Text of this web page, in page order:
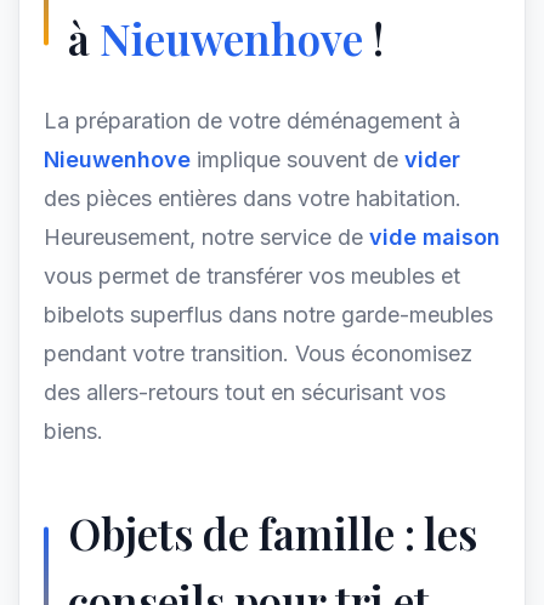
àNieuwenhove !
La préparation de votre déménagement à
Nieuwenhove implique souvent de vider
des pièces entières dans votre habitation.
Heureusement, notre service de vide maison
vous permet de transférer vos meubles et
bibelots superflus dans notre garde-meubles
pendant votre transition. Vous économisez
des allers-retours tout en sécurisant vos
biens.
Objets de famille : les